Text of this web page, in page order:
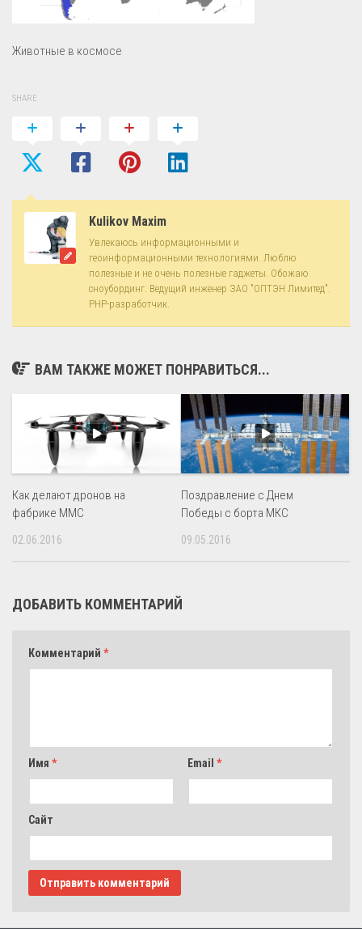
Животные в космосе
SHARE
Kulikov Maxim
Увлекаюсь информационными и
геоинформационными технологиями. Люблю
полезные и не очень полезные гаджеты. Обожаю
сноубординг. Ведущий инженер ЗАО "ОПТЭН Лимитед".
PHP-разработчик.
ВАМ ТАКЖЕ МОЖЕТ ПОНРАВИТЬСЯ...
Как делают дронов на
фабрике MMC
02.06.2016
Поздравление с Днем
Победы с борта МКС
09.05.2016
ДОБАВИТЬ КОММЕНТАРИЙ
Комментарий *
Имя * Email *
Сайт